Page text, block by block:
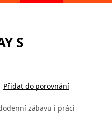
S
Přidat do porovnání
zábavu i práci